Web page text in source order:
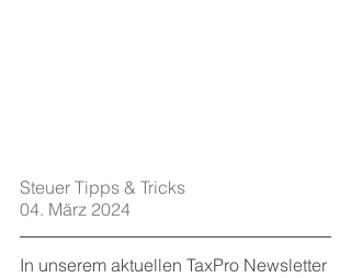
Steuer Tipps & Tricks
04. März 2024
In unserem aktuellen TaxPro Newsletter